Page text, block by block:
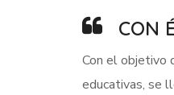
CON
Con el objetivo
educativas, se